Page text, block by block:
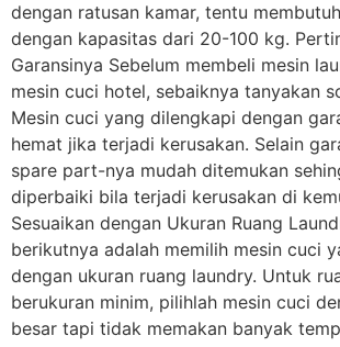
dengan ratusan kamar, tentu
dengan kapasitas dari 20-100 kg.
Garansinya Sebelum membeli mesin
mesin cuci hotel, sebaiknya tanyakan
Mesin cuci yang dilengkapi dengan
hemat jika terjadi kerusakan. Selain
spare part-nya mudah ditemukan
diperbaiki bila terjadi kerusakan di
Sesuaikan dengan Ukuran Ruang
berikutnya adalah memilih mesin cuci
dengan ukuran ruang laundry. Untuk
berukuran minim, pilihlah mesin cuci
besar tapi tidak memakan banyak